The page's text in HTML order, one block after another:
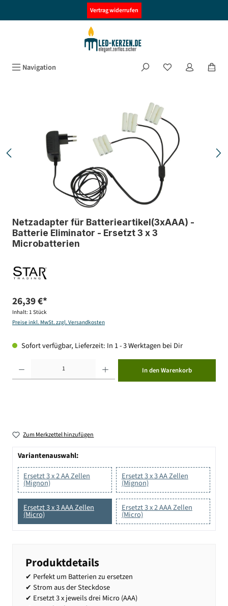
Vertrag widerrufen
Navigation
Netzadapter für Batterieartikel(3xAAA) -
Batterie Eliminator - Ersetzt 3 x 3
Microbatterien
26,39 €*
Inhalt: 1 Stück
Preise inkl. MwSt. zzgl. Versandkosten
Sofort verfügbar, Lieferzeit: In 1 - 3 Werktagen bei Dir
In den Warenkorb
Zum Merkzettel hinzufügen
Variantenauswahl:
Ersetzt 3 x 2 AA Zellen
(Mignon)
Ersetzt 3 x 3 AA Zellen
(Mignon)
Ersetzt 3 x 3 AAA Zellen
(Micro)
Ersetzt 3 x 2 AAA Zellen
(Micro)
Produktdetails
✔ Perfekt um Batterien zu ersetzen
✔ Strom aus der Steckdose
✔ Ersetzt 3 x jeweils drei Micro (AAA)